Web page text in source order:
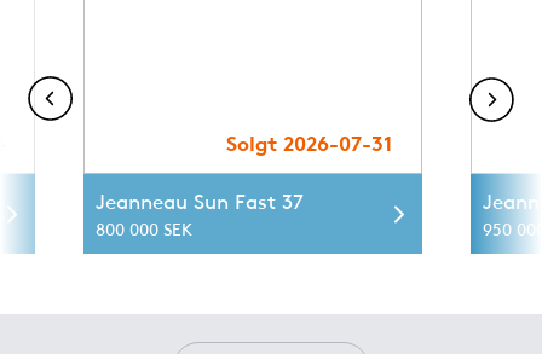
Solgt 2026-07-31
Jeanneau Sun Fast 37
800 000 SEK 950